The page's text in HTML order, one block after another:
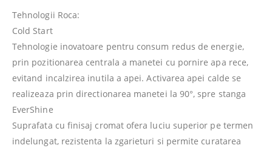
Tehnologii Roca:
Cold Start
Tehnologie inovatoare pentru consum redus de energie,
prin pozitionarea centrala a manetei cu pornire apa rece,
evitand incalzirea inutila a apei. Activarea apei calde se
realizeaza prin directionarea manetei la 90°, spre stanga
EverShine
Suprafata cu finisaj cromat ofera luciu superior pe termen
indelungat, rezistenta la zgarieturi si permite curatarea